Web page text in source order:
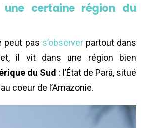
certaine région du
peut pas s’observerpartout dans
il vit dans une région bien
du Sud : l’État de Pará, situé
coeur de l’Amazonie.